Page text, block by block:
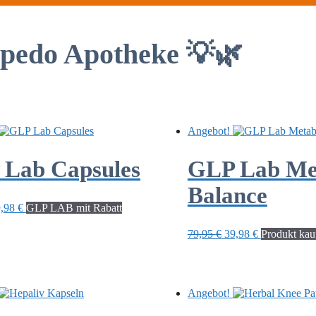
Apotheke 💡🌿
Capsules
€Aktueller
GLP LAB mit Rabatt
Angebot!
GLP Lab
Balance
79,95€ Ursprünglicher
39,98 €Aktueller
Produkt
Angebot!